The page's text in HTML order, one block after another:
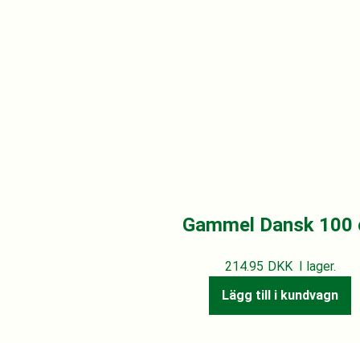
Gammel Dansk 100
214.95 DKK I lager.
Lägg till i kundvagn